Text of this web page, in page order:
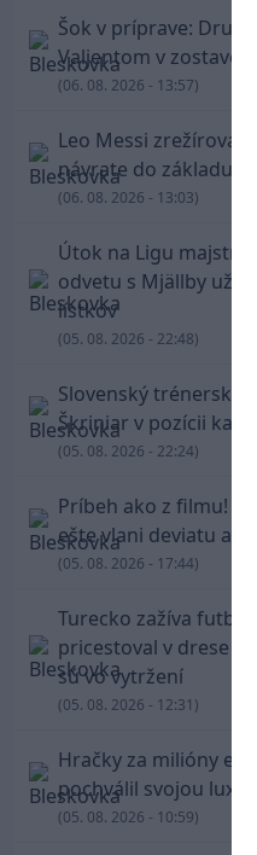
Šok v príprave:
Valjentom v zostave
(06. 08. 2026 - 13:57)
Leo Messi zrežíroval
návrate do základu
(06. 08. 2026 - 13:03)
Útok na Ligu
odvetu s Mjällby už
lístkov
(05. 08. 2026 - 22:48)
Slovenský trénerský
Škriniar v pozícii
(05. 08. 2026 - 22:24)
Príbeh ako z filmu!
ešte vlani deviatu
(05. 08. 2026 - 17:44)
Turecko zažíva
pricestoval v drese
sú vo vytržení
(05. 08. 2026 - 12:31)
Hračky za milióny
pochválil svojou
(05. 08. 2026 - 10:59)